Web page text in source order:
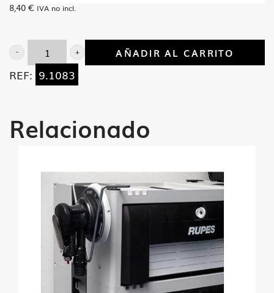
8,40 € IVA no incl.
Interno
para
Carrier
AÑADIR AL CARRITO
REF: 9.1083
Relacionado